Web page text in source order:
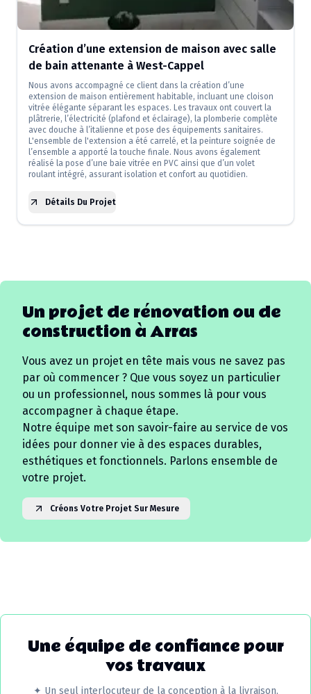
Création d’une extension de maison avec salle
de bain attenante à West-Cappel
Nous avons accompagné ce client dans la création d’une
extension de maison entièrement habitable, incluant une cloison
vitrée élégante séparant les espaces. Les travaux ont couvert la
plâtrerie, l’électricité (plafond et éclairage), la plomberie complète
avec douche à l’italienne et pose des équipements sanitaires.
L'ensemble de l'extension a été carrelé, et la peinture soignée de
l’ensemble a apporté la touche finale. Nous avons également
réalisé la pose d’une baie vitrée en PVC ainsi que d’un volet
roulant intégré, assurant isolation et confort au quotidien.
Détails Du Projet
Un projet de rénovation ou de
construction àArras
Vous avez un projet en tête mais vous ne savez pas
par où commencer ? Que vous soyez un particulier
ou un professionnel, nous sommes là pour vous
accompagner à chaque étape.
Notre équipe met son savoir-faire au service de vos
idées pour donner vie à des espaces durables,
esthétiques et fonctionnels. Parlons ensemble de
votre projet.
Créons Votre Projet Sur Mesure
Une équipe de confiance pour
vos travaux
✦ Un seul interlocuteur de la conception à la livraison,